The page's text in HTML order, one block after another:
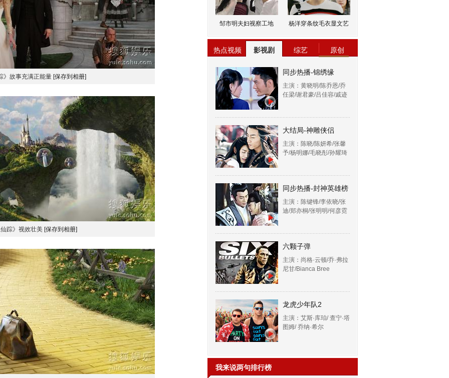
》故事充满正能量 [保存到相册]
踪》视效壮美 [保存到相册]
邹市明夫妇视察工地 杨洋穿条纹毛衣显文艺
热点视频 影视剧 综艺 原创
同步热播-锦绣缘
主演：黄晓明/陈乔恩/乔
任梁/谢君豪/吕佳容/戚迹
大结局-神雕侠侣
主演：陈晓/陈妍希/张馨
予/杨明娜/毛晓彤/孙耀琦
同步热播-封神英雄榜
主演：陈键锋/李依晓/张
迪/郑亦桐/张明明/何彦霓
六颗子弹
主演：尚格·云顿/乔·弗拉
尼甘/Bianca Bree
龙虎少年队2
主演：艾斯·库珀/ 查宁·塔
图姆/ 乔纳·希尔
我来说两句排行榜